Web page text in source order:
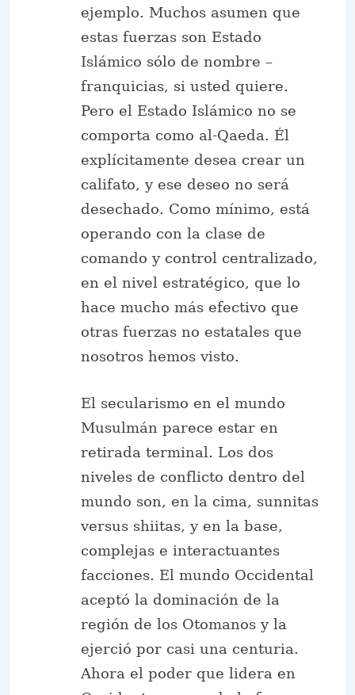
ejemplo. Muchos asumen que
estas fuerzas son Estado
Islámico sólo de nombre –
franquicias, si usted quiere.
Pero el Estado Islámico no se
comporta como al-Qaeda. Él
explícitamente desea crear un
califato, y ese deseo no será
desechado. Como mínimo, está
operando con la clase de
comando y control centralizado,
en el nivel estratégico, que lo
hace mucho más efectivo que
otras fuerzas no estatales que
nosotros hemos visto.
El secularismo en el mundo
Musulmán parece estar en
retirada terminal. Los dos
niveles de conflicto dentro del
mundo son, en la cima, sunnitas
versus shiitas, y en la base,
complejas e interactuantes
facciones. El mundo Occidental
aceptó la dominación de la
región de los Otomanos y la
ejerció por casi una centuria.
Ahora el poder que lidera en